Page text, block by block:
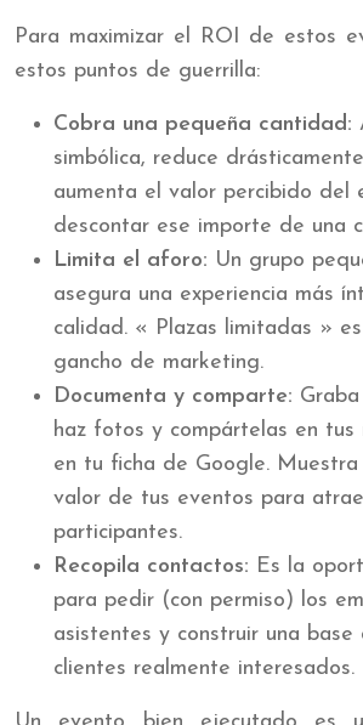
Para maximizar el ROI de estos
estos puntos de guerrilla:
Cobra una pequeña cantidad:
simbólica, reduce
aumenta el valor percibido del
descontar ese importe de una
Limita el aforo: Un grupo
asegura una experiencia más
calidad. « Plazas limitadas »
gancho de marketing.
Documenta y comparte:
haz fotos y compártelas en tus
en tu ficha de Google. Muestra
valor de tus eventos para
participantes.
Recopila contactos: Es la
para pedir (con permiso) los
asistentes y construir una
clientes realmente interesados.